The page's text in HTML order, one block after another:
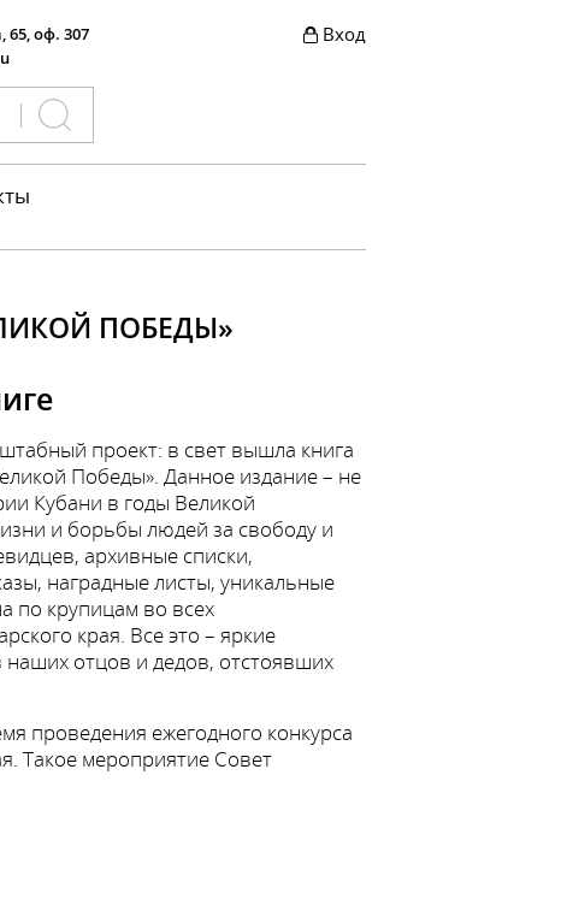
65, оф. 307
Вход
ПОБЕДЫ»
проект: в свет вышла книга
Победы». Данное издание – не
Кубани в годы Великой
и борьбы людей за свободу и
архивные списки,
наградные листы, уникальные
по крупицам во всех
края. Все это – яркие
отцов и дедов, отстоявших
проведения ежегодного конкурса
Такое мероприятие Совет